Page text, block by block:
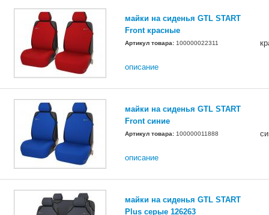
майки на сиденья GTL START
Front красные
Артикул товара: 100000022311
описание
майки на сиденья GTL START
Front синие
Артикул товара: 100000011888
описание
майки на сиденья GTL START
Plus серые 126263